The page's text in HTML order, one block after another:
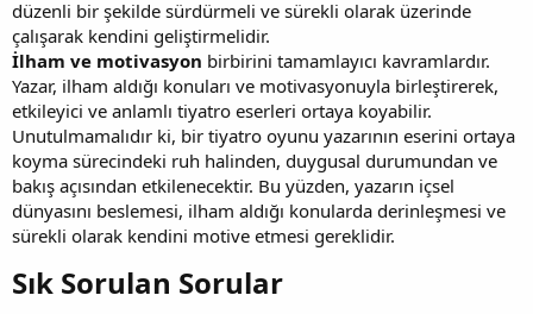
düzenli bir şekilde sürdürmeli ve sürekli olarak üzerinde
çalışarak kendini geliştirmelidir.
İlham ve motivasyon birbirini tamamlayıcı kavramlardır.
Yazar, ilham aldığı konuları ve motivasyonuyla birleştirerek,
etkileyici ve anlamlı tiyatro eserleri ortaya koyabilir.
Unutulmamalıdır ki, bir tiyatro oyunu yazarının eserini ortaya
koyma sürecindeki ruh halinden, duygusal durumundan ve
bakış açısından etkilenecektir. Bu yüzden, yazarın içsel
dünyasını beslemesi, ilham aldığı konularda derinleşmesi ve
sürekli olarak kendini motive etmesi gereklidir.
Sık Sorulan Sorular​